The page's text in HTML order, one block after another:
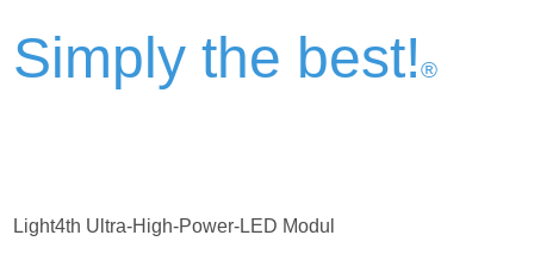
Simply the best!®
Light4th Ultra-High-Power-LED Modul